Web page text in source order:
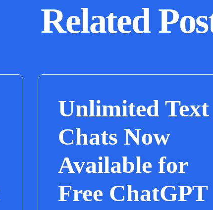
Related
Unlimited Text
Chats Now
Available for
Free ChatGPT